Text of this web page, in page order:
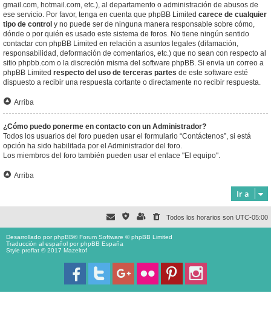
gmail.com, hotmail.com, etc.), al departamento o administración de abusos de
ese servicio. Por favor, tenga en cuenta que phpBB Limited carece de cualquier
tipo de control y no puede ser de ninguna manera responsable sobre cómo,
dónde o por quién es usado este sistema de foros. No tiene ningún sentido
contactar con phpBB Limited en relación a asuntos legales (difamación,
responsabilidad, deformación de comentarios, etc.) que no sean con respecto al
sitio phpbb.com o la discreción misma del software phpBB. Si envia un correo a
phpBB Limited respecto del uso de terceras partes de este software esté
dispuesto a recibir una respuesta cortante o directamente no recibir respuesta.
Arriba
¿Cómo puedo ponerme en contacto con un Administrador?
Todos los usuarios del foro pueden usar el formulario “Contáctenos”, si está
opción ha sido habilitada por el Administrador del foro.
Los miembros del foro también pueden usar el enlace "El equipo".
Arriba
Ir a
Todos los horarios son UTC-05:00
Desarrollado porphpBB® Forum Software © phpBB Limited
Traducción al español porphpBB España
Style proflat © 2017 Mazeltof